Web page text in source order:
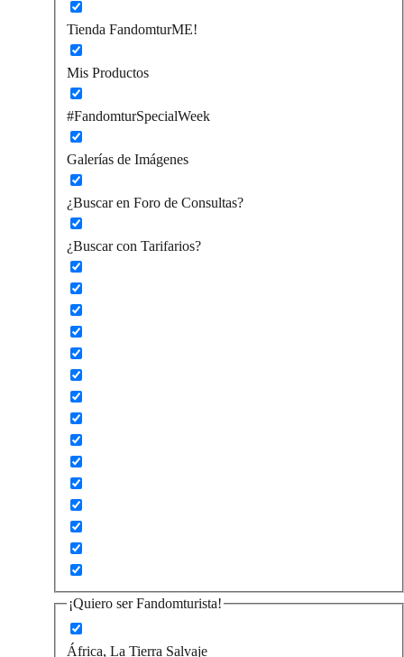
Tienda FandomturME!
Mis Productos
#FandomturSpecialWeek
Galerías de Imágenes
¿Buscar en Foro de Consultas?
¿Buscar con Tarifarios?
¡Quiero ser Fandomturista!
África, La Tierra Salvaje